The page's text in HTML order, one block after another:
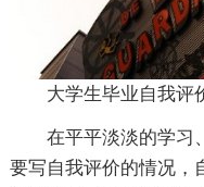
大学生毕业自我评
在平平淡淡的学习
要写自我评价的情况，